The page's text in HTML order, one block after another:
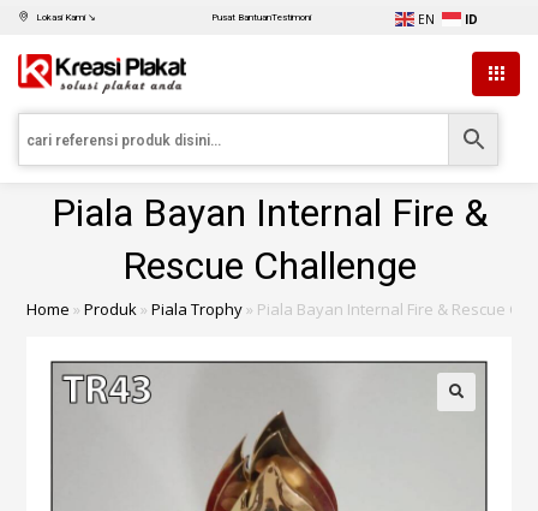
Lokasi Kami ↘ Pusat BantuanTestimoni EN ID
Piala Bayan Internal Fire &
Rescue Challenge
Home »Produk»Piala Trophy» Piala Bayan Internal Fire & Rescue